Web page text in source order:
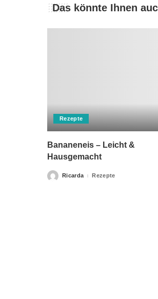
Das könnte Ihnen
Rezepte
Bananeneis – Leicht &
Hausgemacht
PostedRicarda Rezepte